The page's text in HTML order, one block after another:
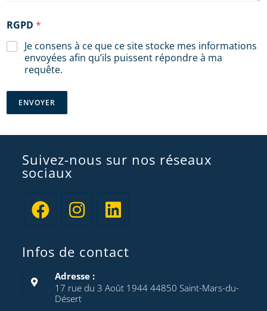
RGPD *
Je consens à ce que ce site stocke mes informations
envoyées afin qu’ils puissent répondre à ma
requête.
ENVOYER
Suivez-nous sur nos réseaux
sociaux
Infos de contact
Adresse :
17 rue du 3 Août 1944 44850 Saint-Mars-du-
Désert